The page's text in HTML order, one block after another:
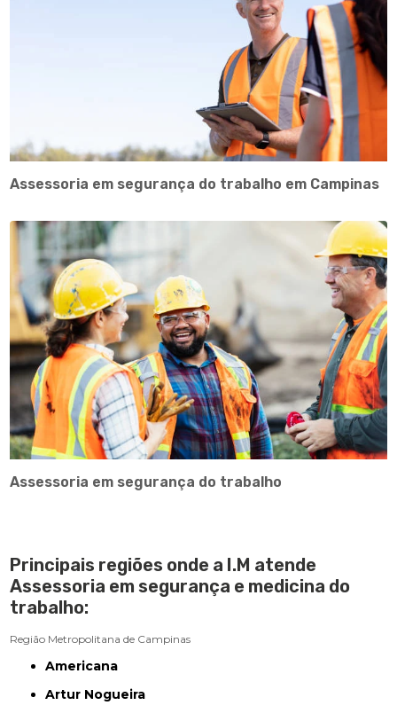
Assessoria em segurança do trabalho em Campinas
Assessoria em segurança do trabalho
Principais regiões onde a I.M atende
Assessoria em segurança e medicina do
trabalho:
Região Metropolitana de Campinas
Americana
Artur Nogueira